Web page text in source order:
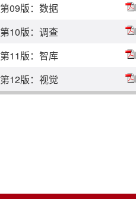
第09版：数据
第10版：调查
第11版：智库
第12版：视觉